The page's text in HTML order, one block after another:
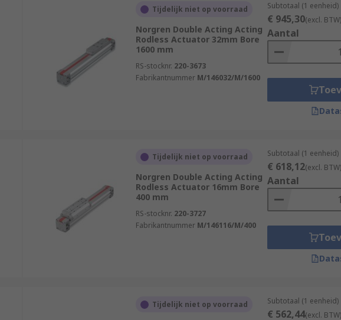
Tijdelijk niet op voorraad
Norgren Double Acting Acting
Rodless Actuator 32mm Bore
1600 mm
RS-stocknr. 220-3673
Fabrikantnummer M/146032/M/1600
Subtotaal (1 eenheid)
€ 945,30(excl. BTW)
Aantal
Tijdelijk niet op voorraad
Norgren Double Acting Acting
Rodless Actuator 16mm Bore
400 mm
RS-stocknr. 220-3727
Fabrikantnummer M/146116/M/400
Subtotaal (1 eenheid)
€ 618,12(excl. BTW)
Aantal
Tijdelijk niet op voorraad Subtotaal (1 eenheid)
€ 562,44(excl. BTW)